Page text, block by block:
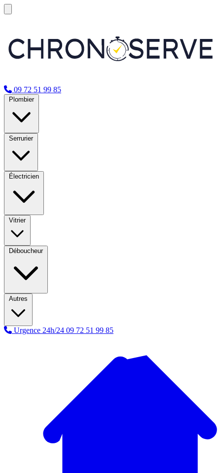
09 72 51 99 85
Plombier
Serrurier
Électricien
Vitrier
Déboucheur
Autres
Urgence 24h/24 09 72 51 99 85